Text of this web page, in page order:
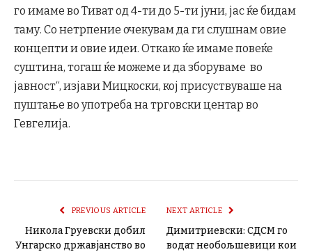
го имаме во Тиват од 4-ти до 5-ти јуни, јас ќе бидам
таму. Со нетрпение очекувам да ги слушнам овие
концепти и овие идеи. Откако ќе имаме повеќе
суштина, тогаш ќе можеме и да зборуваме во
јавност“, изјави Мицкоски, кој присуствуваше на
пуштање во употреба на трговски центар во
Гевгелија.
PREVIOUS ARTICLE
Никола Груевски добил
Унгарско државјанство во
NEXT ARTICLE
Димитриевски: СДСМ го
водат необољшевици кои